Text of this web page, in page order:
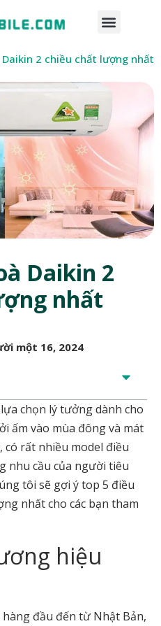
2 chiều chất lượng nhất
Daikin 2
nhất
một 16, 2024
chọn lý tưởng dành cho
ấm vào mùa đông và mát
có rất nhiều model điều
nhu cầu của người tiêu
tôi sẽ gợi ý top 5 điều
nhất cho các bạn tham
hiệu
đầu đến từ Nhật Bản,